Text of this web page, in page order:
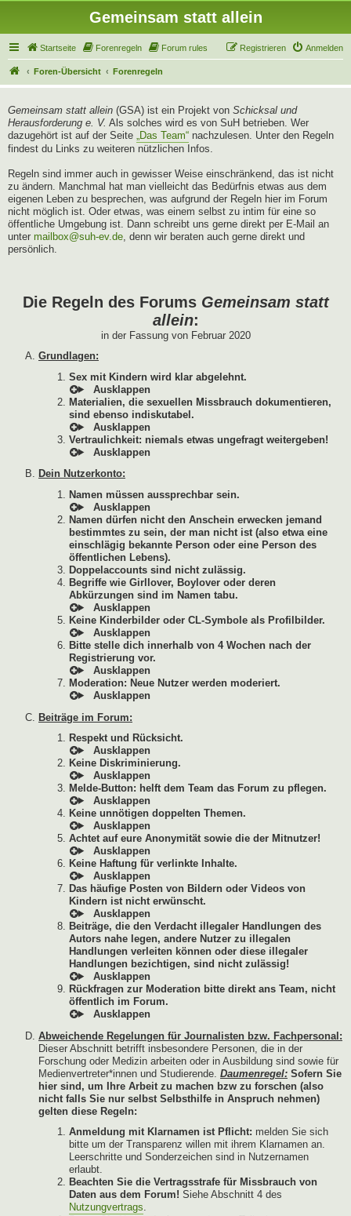
Gemeinsam statt allein
Startseite Forenregeln Forum rules Anmelden
Registrieren
Foren-Übersicht Forenregeln
Gemeinsam statt allein (GSA) ist ein Projekt von Schicksal und
Herausforderung e. V. Als solches wird es von SuH betrieben. Wer
dazugehört ist auf der Seite „Das Team“ nachzulesen. Unter den Regeln
findest du Links zu weiteren nützlichen Infos.
Regeln sind immer auch in gewisser Weise einschränkend, das ist nicht
zu ändern. Manchmal hat man vielleicht das Bedürfnis etwas aus dem
eigenen Leben zu besprechen, was aufgrund der Regeln hier im Forum
nicht möglich ist. Oder etwas, was einem selbst zu intim für eine so
öffentliche Umgebung ist. Dann schreibt uns gerne direkt per E-Mail an
unter mailbox@suh-ev.de, denn wir beraten auch gerne direkt und
persönlich.
Die Regeln des Forums Gemeinsam statt
allein:
in der Fassung von Februar 2020
Grundlagen:
Sex mit Kindern wird klar abgelehnt.
Materialien, die sexuellen Missbrauch dokumentieren,
sind ebenso indiskutabel.
Vertraulichkeit: niemals etwas ungefragt weitergeben!
Dein Nutzerkonto:
Namen müssen aussprechbar sein.
Namen dürfen nicht den Anschein erwecken jemand
bestimmtes zu sein, der man nicht ist (also etwa eine
einschlägig bekannte Person oder eine Person des
öffentlichen Lebens).
Doppelaccounts sind nicht zulässig.
Begriffe wie Girllover, Boylover oder deren
Abkürzungen sind im Namen tabu.
Keine Kinderbilder oder CL-Symbole als Profilbilder.
Bitte stelle dich innerhalb von 4 Wochen nach der
Registrierung vor.
Moderation: Neue Nutzer werden moderiert.
Beiträge im Forum:
Respekt und Rücksicht.
Keine Diskriminierung.
Melde-Button: helft dem Team das Forum zu pflegen.
Keine unnötigen doppelten Themen.
Achtet auf eure Anonymität sowie die der Mitnutzer!
Keine Haftung für verlinkte Inhalte.
Das häufige Posten von Bildern oder Videos von
Kindern ist nicht erwünscht.
Beiträge, die den Verdacht illegaler Handlungen des
Autors nahe legen, andere Nutzer zu illegalen
Handlungen verleiten können oder diese illegaler
Handlungen bezichtigen, sind nicht zulässig!
Rückfragen zur Moderation bitte direkt ans Team, nicht
öffentlich im Forum.
Abweichende Regelungen für Journalisten bzw. Fachpersonal:
Dieser Abschnitt betrifft insbesondere Personen, die in der
Forschung oder Medizin arbeiten oder in Ausbildung sind sowie für
Medienvertreter*innen und Studierende. Daumenregel: Sofern Sie
hier sind, um Ihre Arbeit zu machen bzw zu forschen (also
nicht falls Sie nur selbst Selbsthilfe in Anspruch nehmen)
gelten diese Regeln:
Anmeldung mit Klarnamen ist Pflicht: melden Sie sich
bitte um der Transparenz willen mit ihrem Klarnamen an.
Leerschritte und Sonderzeichen sind in Nutzernamen
erlaubt.
Beachten Sie die Vertragsstrafe für Missbrauch von
Daten aus dem Forum! Siehe Abschnitt 4 des
Nutzungvertrags.